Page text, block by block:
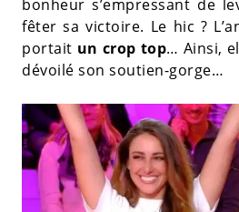
bonheur s’empressant de
fêter sa victoire. Le hic ?
portait un crop top… Ainsi,
dévoilé son soutien-gorge…